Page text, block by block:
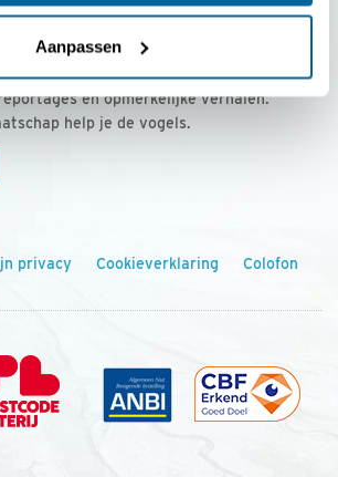
Aanpassen
Vogels voor € 36,00 per jaar
voor onze leden, met
en opmerkelijke verhalen.
help je de vogels.
privacy Cookieverklaring Colofon